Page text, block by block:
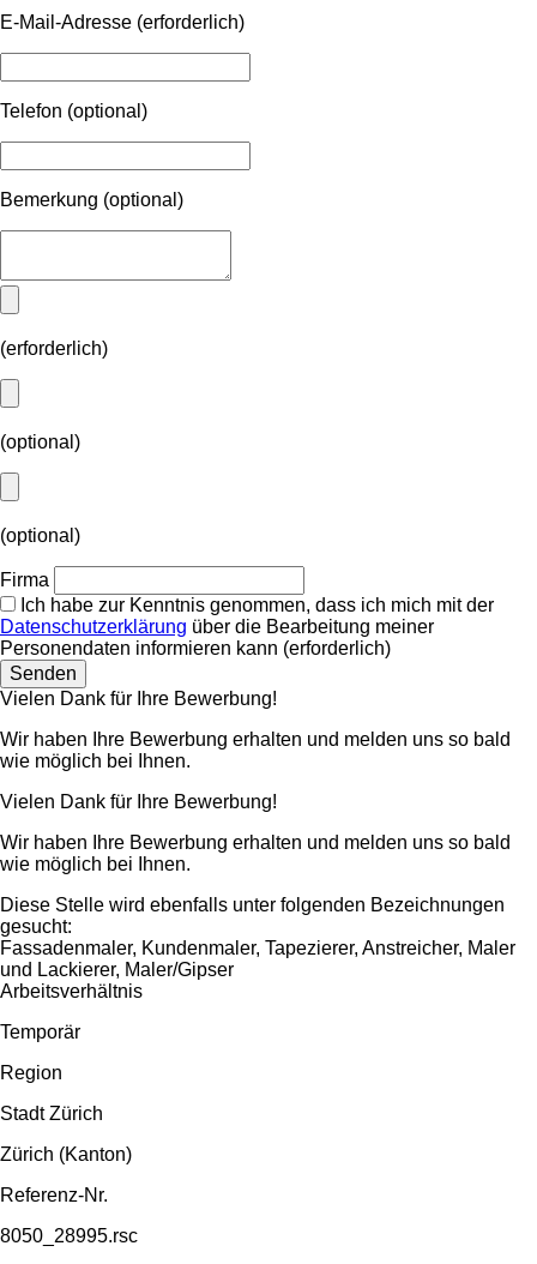
E-Mail-Adresse (erforderlich)
Telefon (optional)
Bemerkung (optional)
(erforderlich)
(optional)
(optional)
Firma
Ich habe zur Kenntnis genommen, dass ich mich mit der
Datenschutzerklärung über die Bearbeitung meiner
Personendaten informieren kann (erforderlich)
Vielen Dank für Ihre Bewerbung!
Wir haben Ihre Bewerbung erhalten und melden uns so bald
wie möglich bei Ihnen.
Vielen Dank für Ihre Bewerbung!
Wir haben Ihre Bewerbung erhalten und melden uns so bald
wie möglich bei Ihnen.
Diese Stelle wird ebenfalls unter folgenden Bezeichnungen
gesucht:
Fassadenmaler, Kundenmaler, Tapezierer, Anstreicher, Maler
und Lackierer, Maler/Gipser
Arbeitsverhältnis
Temporär
Region
Stadt Zürich
Zürich (Kanton)
Referenz-Nr.
8050_28995.rsc